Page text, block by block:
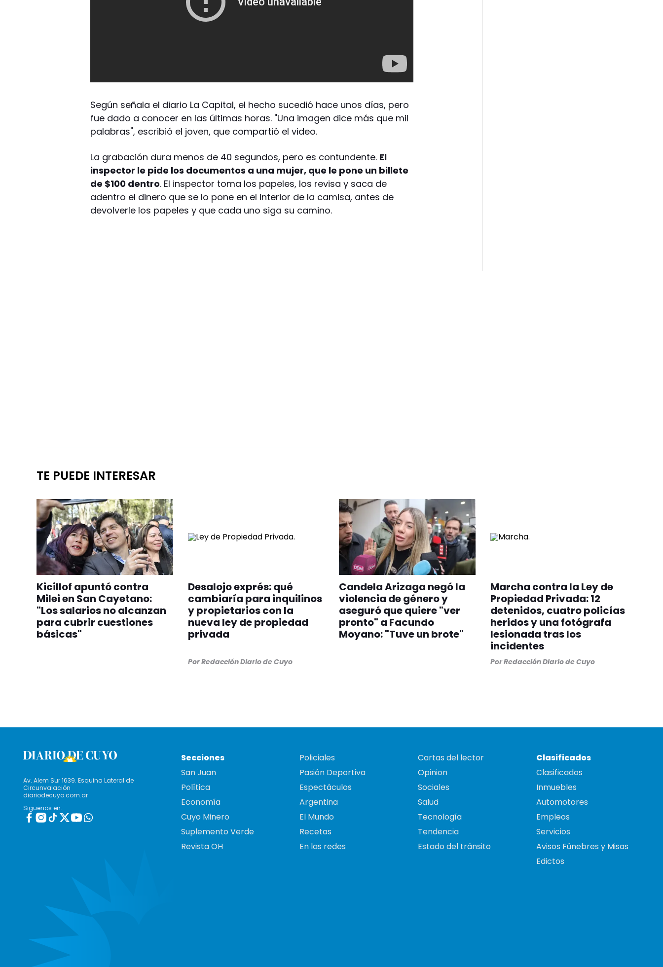
Según señala el diario La Capital, el hecho sucedió hace unos días, pero
fue dado a conocer en las últimas horas. "Una imagen dice más que mil
palabras", escribió el joven, que compartió el video.
La grabación dura menos de 40 segundos, pero es contundente. El
inspector le pide los documentos a una mujer, que le pone un billete
de $100 dentro. El inspector toma los papeles, los revisa y saca de
adentro el dinero que se lo pone en el interior de la camisa, antes de
devolverle los papeles y que cada uno siga su camino.
TE PUEDE INTERESAR
Kicillof apuntó contra
Milei en San Cayetano:
"Los salarios no alcanzan
para cubrir cuestiones
básicas"
Desalojo exprés: qué
cambiaría para inquilinos
y propietarios con la
nueva ley de propiedad
privada
PorRedacción Diario de Cuyo
Candela Arizaga negó la
violencia de género y
aseguró que quiere "ver
pronto" a Facundo
Moyano: "Tuve un brote"
Marcha contra la Ley de
Propiedad Privada: 12
detenidos, cuatro policías
heridos y una fotógrafa
lesionada tras los
incidentes
PorRedacción Diario de Cuyo
Av. Alem Sur 1639. Esquina Lateral de
Circunvalación
diariodecuyo.com.ar
Siguenos en:
Secciones
San Juan
Política
Economía
Cuyo Minero
Suplemento Verde
Revista OH
Policiales
Pasión Deportiva
Espectáculos
Argentina
El Mundo
Recetas
En las redes
Cartas del lector
Opinion
Sociales
Salud
Tecnología
Tendencia
Estado del tránsito
Clasificados
Clasificados
Inmuebles
Automotores
Empleos
Servicios
Avisos Fúnebres y Misas
Edictos